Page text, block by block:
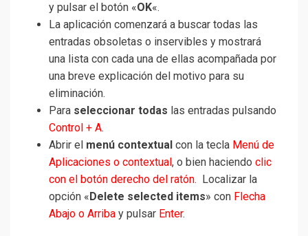
y pulsar el botón «OK«.
La aplicación comenzará a buscar todas las
entradas obsoletas o inservibles y mostrará
una lista con cada una de ellas acompañada por
una breve explicación del motivo para su
eliminación.
Para seleccionar todas las entradas pulsando
Control + A.
Abrir el menú contextual con la tecla Menú de
Aplicaciones o contextual , o bien haciendo clic
con el botón derecho del ratón. Localizar la
opción « Delete selected items» con Flecha
Abajo o Arriba y pulsar Enter.